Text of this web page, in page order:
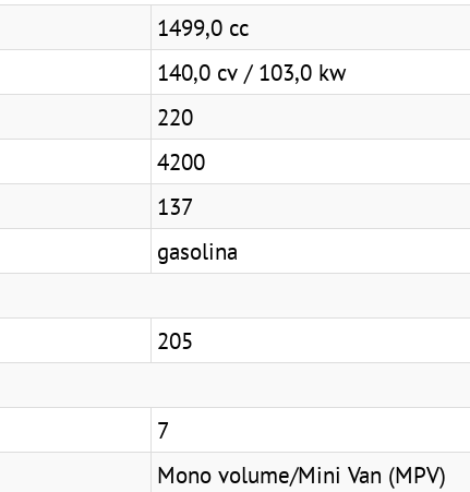
1499,0 cc
140,0 cv / 103,0 kw
220
4200
137
gasolina
205
7
Mono volume/Mini Van (MPV)